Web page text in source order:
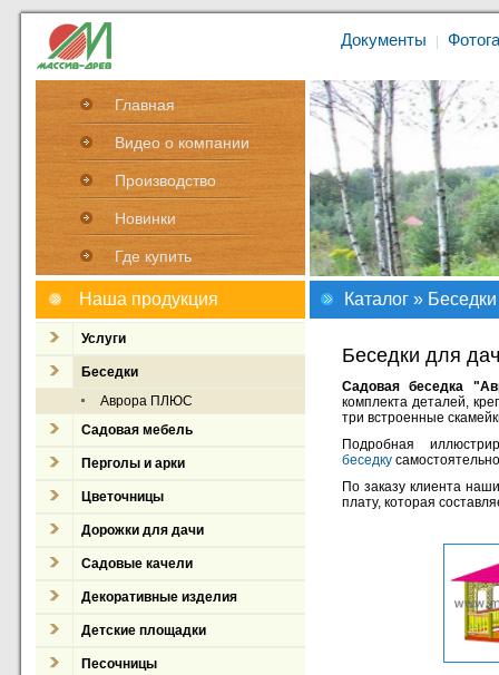
Документы
Главная
Видео о компании
Производство
Новинки
Где купить
Наша продукция Каталог » Беседки
Услуги
Беседки
Аврора ПЛЮС
Садовая мебель
Перголы и арки
Цветочницы
Дорожки для дачи
Садовые качели
Декоративные изделия
Детские площадки
Песочницы
Беседки для
Садовая беседка
комплекта деталей,
три встроенные
Подробная
беседку
По заказу клиента
плату, которая